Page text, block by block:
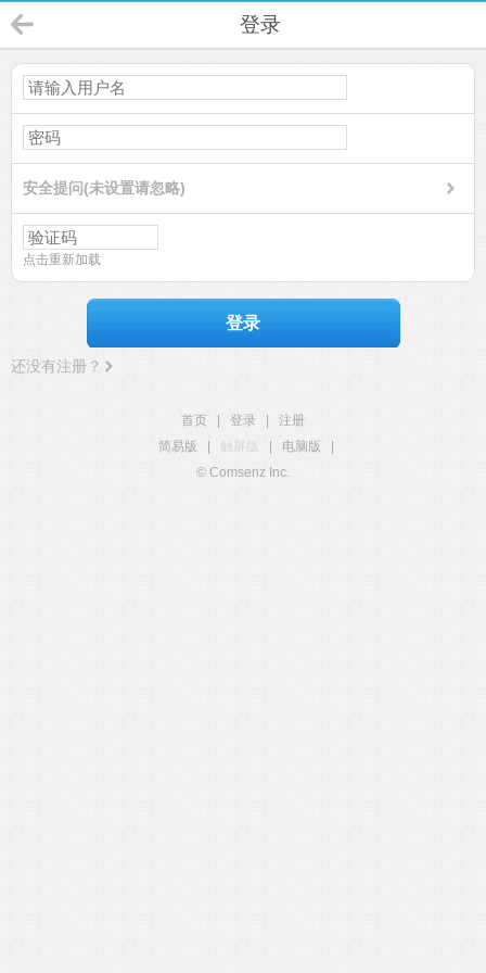
登录
安全提问(未设置请忽略)
点击重新加载
登录
还没有注册？
首页 登录
注册
简易版
触屏版 电脑版
© Comsenz Inc.